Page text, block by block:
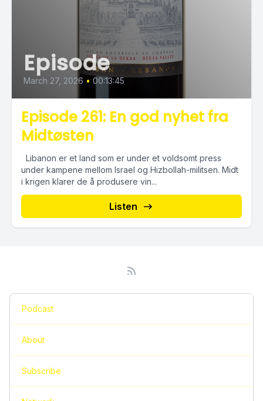
Episode
March 27, 2026 • 00:13:45
Episode 261: En god nyhet fra
Midtøsten
Libanon er et land som er under et voldsomt press
under kampene mellom Israel og Hizbollah-militsen. Midt
i krigen klarer de å produsere vin...
Listen
Podcast
About
Subscribe